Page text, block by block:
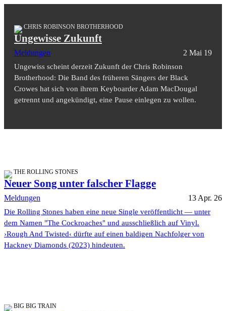
CHRIS ROBINSON BROTHERHOOD
Ungewisse Zukunft
Meldungen 2 Mai 19
Ungewiss scheint derzeit Zukunft der Chris Robinson
Brotherhood: Die Band des früheren Sängers der Black
Crowes hat sich von ihrem Keyboarder Adam MacDougal
getrennt und angekündigt, eine Pause einlegen zu wollen.
THE ROLLING STONES
Neuer Song unter falscher Flagge
Meldungen 13 Apr. 26
Die Rolling Stones haben eine neue Single veröffentlicht — unter
dem Namen "The Cockroaches" und ausschließlich auf Vinyl.
›Rough And Twisted‹ dürfte auf einen baldigen Nachfolger von
Hackney Diamonds (2023) hindeuten.
BIG BIG TRAIN